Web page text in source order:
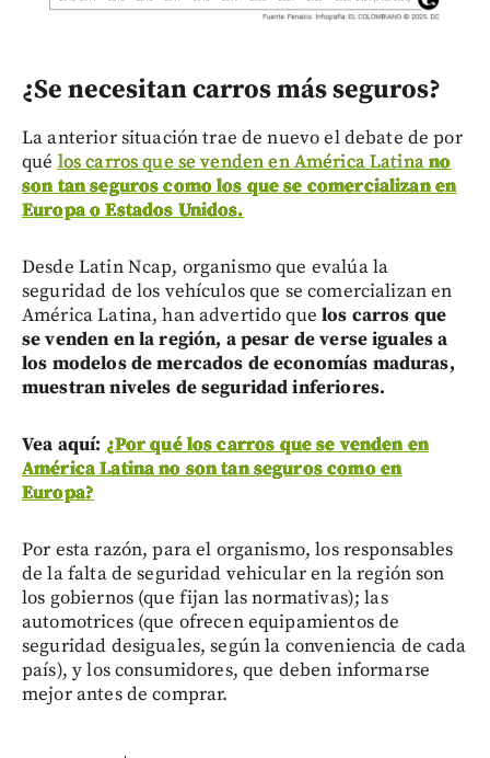
¿Se necesitan carros más seguros?
La anterior situación trae de nuevo el debate de por
qué los carros que se venden en América Latinano
son tan seguros como los que se comercializan en
Europa o Estados Unidos.
Desde Latin Ncap, organismo que evalúa la
seguridad de los vehículos que se comercializan en
América Latina, han advertido quelos carros que
se venden en la región, a pesar de verse iguales a
los modelos de mercados de economías maduras,
muestran niveles de seguridad inferiores.
Vea aquí: ¿Por qué los carros que se venden en
América Latina no son tan seguros como en
Europa?
Por esta razón, para el organismo, los responsables
de la falta de seguridad vehicular en la región son
los gobiernos (que fijan las normativas); las
automotrices (que ofrecen equipamientos de
seguridad desiguales, según la conveniencia de cada
país), y los consumidores, que deben informarse
mejor antes de comprar.